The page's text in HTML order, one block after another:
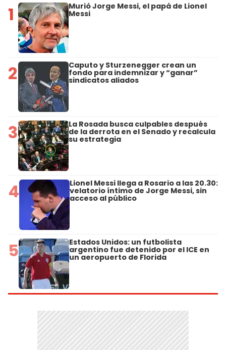
1 Murió Jorge Messi, el papá de Lionel
Messi
2 Caputo y Sturzenegger crean un
fondo para indemnizar y “ganar”
sindicatos aliados
3 La Rosada busca culpables después
de la derrota en el Senado y recalcula
su estrategia
4 Lionel Messi llega a Rosario a las 20.30:
velatorio íntimo de Jorge Messi, sin
acceso al público
5 Estados Unidos: un futbolista
argentino fue detenido por el ICE en
un aeropuerto de Florida